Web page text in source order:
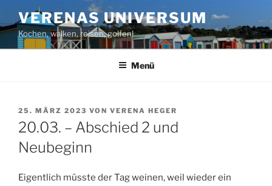
Inhalt
springen
VERENAS UNIVERSUM
Kochen, walken, reisen, golfen!
Menü
VERÖFFENTLICHT
AM
25. MÄRZ 2023 VON VERENA HEGER
20.03. – Abschied 2 und
Neubeginn
Eigentlich müsste der Tag weinen, weil wieder ein